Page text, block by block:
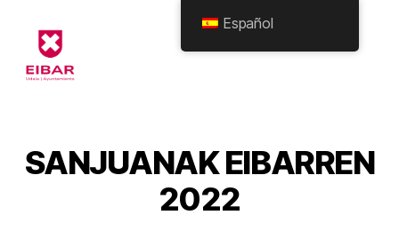
Formularioak
SANJUANAK EIBARREN
2022
Español